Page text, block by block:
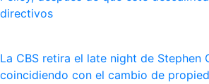
directivos
La CBS retira el late night de Stephen
coincidiendo con el cambio de